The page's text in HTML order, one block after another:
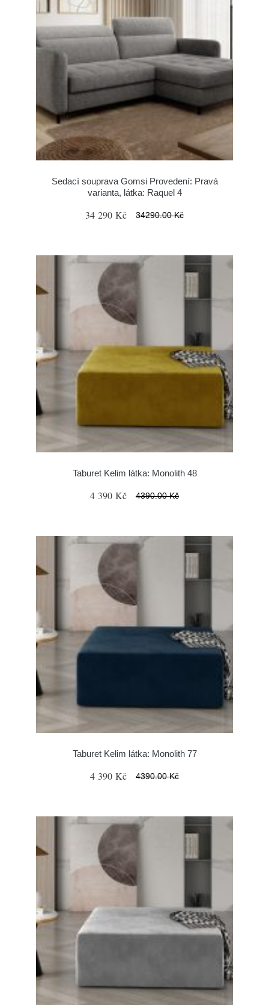
Sedací souprava Gomsi Provedení: Pravá
varianta, látka: Raquel 4
34 290 Kč 34290.00 Kč
Taburet Kelim látka: Monolith 48
4 390 Kč 4390.00 Kč
Taburet Kelim látka: Monolith 77
4 390 Kč 4390.00 Kč